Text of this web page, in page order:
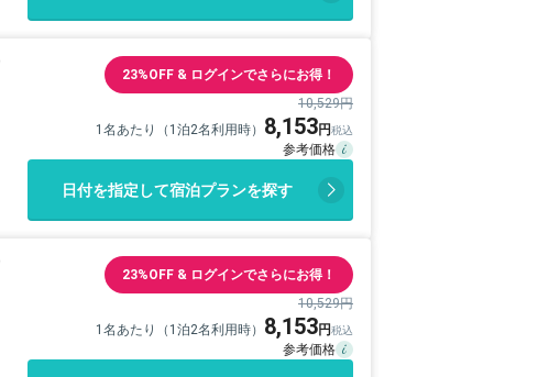
23%OFF & ログインでさらにお得！
10,529円
1名あたり（1泊2名利用時） 8,153
日付を指定して宿泊プランを探す
23%OFF & ログインでさらにお得！
10,529円
1名あたり（1泊2名利用時） 8,153